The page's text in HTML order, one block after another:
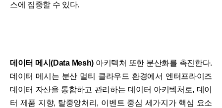
스에 집중할 수 있다.
데이터 메시(Data Mesh) 아키텍처 또한 분산화를 촉진한다.
데이터 메시는 분산 멀티 클라우드 환경에서 엔터프라이즈
데이터 자산을 통합하고 관리하는 데이터 아키텍처로, 데이
터 제품 지향, 탈중앙처리, 이벤트 중심 세가지가 핵심 요소